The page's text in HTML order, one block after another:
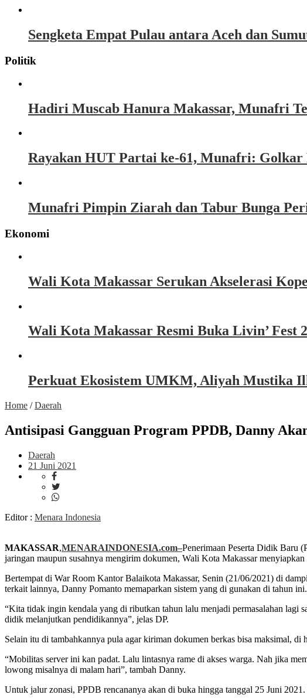
Sengketa Empat Pulau antara Aceh dan
Politik
Hadiri Muscab Hanura Makassar, Munafri
Rayakan HUT Partai ke-61, Munafri:
Munafri Pimpin Ziarah dan Tabur Bunga
Ekonomi
Wali Kota Makassar Serukan Akselerasi
Wali Kota Makassar Resmi Buka Livin’ Fest
Perkuat Ekosistem UMKM, Aliyah Mustika
Home /Daerah
Antisipasi Gangguan Program PPDB, Danny
Daerah
21 Juni 2021
Editor : Menara Indonesia
MAKASSAR,MENARAINDONESIA.com–Penerimaan Peserta Didik Baru
jaringan maupun susahnya mengirim dokumen, Wali Kota Makassar menyiapkan
Bertempat di War Room Kantor Balaikota Makassar, Senin (21/06/2021) di
terkait lainnya, Danny Pomanto memaparkan sistem yang di gunakan di tahun ini.
“Kita tidak ingin kendala yang di ributkan tahun lalu menjadi permasalahan lagi
didik melanjutkan pendidikannya”, jelas DP.
Selain itu di tambahkannya pula agar kiriman dokumen berkas bisa maksimal, di
“Mobilitas server ini kan padat. Lalu lintasnya rame di akses warga. Nah jika
lowong misalnya di malam hari”, tambah Danny.
Untuk jalur zonasi, PPDB rencananya akan di buka hingga tanggal 25 Juni